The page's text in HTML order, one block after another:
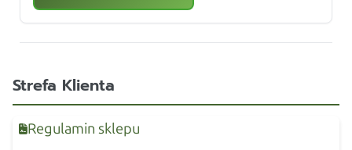
Strefa Klienta
Regulamin sklepu